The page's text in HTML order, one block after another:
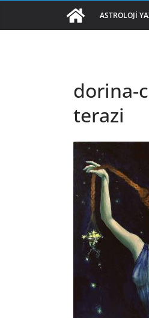
ASTROLOJI
dorina-
terazi